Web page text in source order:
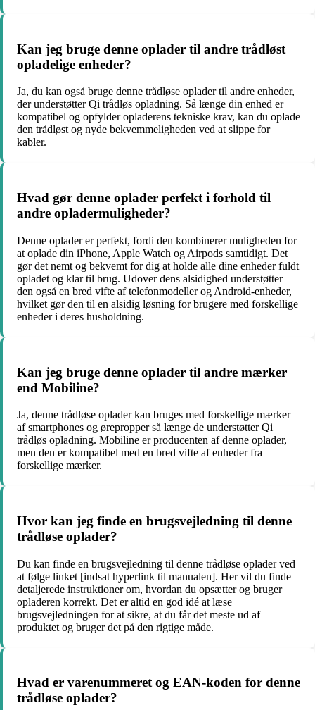
Kan jeg bruge denne oplader til andre trådløst
opladelige enheder?
Ja, du kan også bruge denne trådløse oplader til andre enheder,
der understøtter Qi trådløs opladning. Så længe din enhed er
kompatibel og opfylder opladerens tekniske krav, kan du oplade
den trådløst og nyde bekvemmeligheden ved at slippe for
kabler.
Hvad gør denne oplader perfekt i forhold til
andre opladermuligheder?
Denne oplader er perfekt, fordi den kombinerer muligheden for
at oplade din iPhone, Apple Watch og Airpods samtidigt. Det
gør det nemt og bekvemt for dig at holde alle dine enheder fuldt
opladet og klar til brug. Udover dens alsidighed understøtter
den også en bred vifte af telefonmodeller og Android-enheder,
hvilket gør den til en alsidig løsning for brugere med forskellige
enheder i deres husholdning.
Kan jeg bruge denne oplader til andre mærker
end Mobiline?
Ja, denne trådløse oplader kan bruges med forskellige mærker
af smartphones og ørepropper så længe de understøtter Qi
trådløs opladning. Mobiline er producenten af denne oplader,
men den er kompatibel med en bred vifte af enheder fra
forskellige mærker.
Hvor kan jeg finde en brugsvejledning til denne
trådløse oplader?
Du kan finde en brugsvejledning til denne trådløse oplader ved
at følge linket [indsat hyperlink til manualen]. Her vil du finde
detaljerede instruktioner om, hvordan du opsætter og bruger
opladeren korrekt. Det er altid en god idé at læse
brugsvejledningen for at sikre, at du får det meste ud af
produktet og bruger det på den rigtige måde.
Hvad er varenummeret og EAN-koden for denne
trådløse oplader?